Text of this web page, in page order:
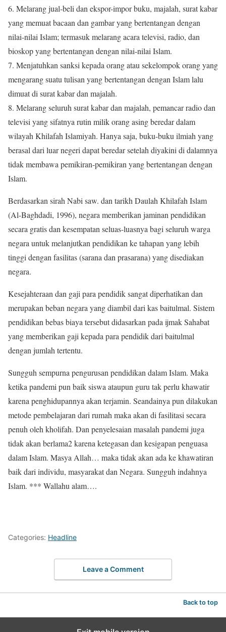
6. Melarang jual-beli dan ekspor-impor buku, majalah, surat kabar
yang memuat bacaan dan gambar yang bertentangan dengan
nilai-nilai Islam; termasuk melarang acara televisi, radio, dan
bioskop yang bertentangan dengan nilai-nilai Islam.
7. Menjatuhkan sanksi kepada orang atau sekelompok orang yang
mengarang suatu tulisan yang bertentangan dengan Islam lalu
dimuat di surat kabar dan majalah.
8. Melarang seluruh surat kabar dan majalah, pemancar radio dan
televisi yang sifatnya rutin milik orang asing beredar dalam
wilayah Khilafah Islamiyah. Hanya saja, buku-buku ilmiah yang
berasal dari luar negeri dapat beredar setelah diyakini di dalamnya
tidak membawa pemikiran-pemikiran yang bertentangan dengan
Islam.
Berdasarkan sirah Nabi saw. dan tarikh Daulah Khilafah Islam
(Al-Baghdadi, 1996), negara memberikan jaminan pendidikan
secara gratis dan kesempatan seluas-luasnya bagi seluruh warga
negara untuk melanjutkan pendidikan ke tahapan yang lebih
tinggi dengan fasilitas (sarana dan prasarana) yang disediakan
negara.
Kesejahteraan dan gaji para pendidik sangat diperhatikan dan
merupakan beban negara yang diambil dari kas baitulmal. Sistem
pendidikan bebas biaya tersebut didasarkan pada ijmak Sahabat
yang memberikan gaji kepada para pendidik dari baitulmal
dengan jumlah tertentu.
Sungguh sempurna pengurusan pendidikan dalam Islam. Maka
ketika pandemi pun baik siswa ataupun guru tak perlu khawatir
karena penghidupannya akan terjamin. Seandainya pun dilakukan
metode pembelajaran dari rumah maka akan di fasilitasi secara
penuh oleh kholifah. Dan penyelesaian masalah pandemi juga
tidak akan berlama2 karena ketegasan dan kesigapan penguasa
dalam Islam. Masya Allah… maka tidak akan ada ke khawatiran
baik dari individu, masyarakat dan Negara. Sungguh indahnya
Islam. *** Wallahu alam….
Categories: Headline
Leave a Comment
Back to top